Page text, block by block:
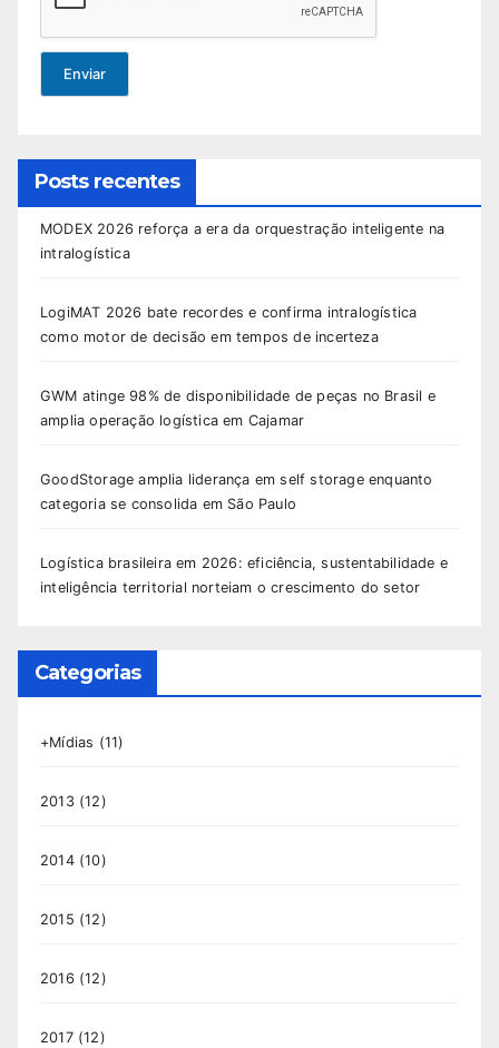
Enviar
Posts recentes
MODEX 2026 reforça a era da orquestração inteligente na
intralogística
LogiMAT 2026 bate recordes e confirma intralogística
como motor de decisão em tempos de incerteza
GWM atinge 98% de disponibilidade de peças no Brasil e
amplia operação logística em Cajamar
GoodStorage amplia liderança em self storage enquanto
categoria se consolida em São Paulo
Logística brasileira em 2026: eficiência, sustentabilidade e
inteligência territorial norteiam o crescimento do setor
Categorias
+Mídias (11)
2013(12)
2014(10)
2015 (12)
2016 (12)
2017(12)